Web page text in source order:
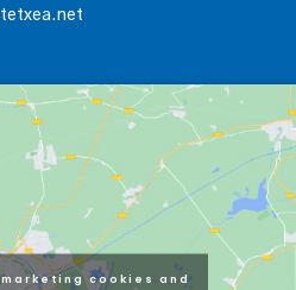
cookies and